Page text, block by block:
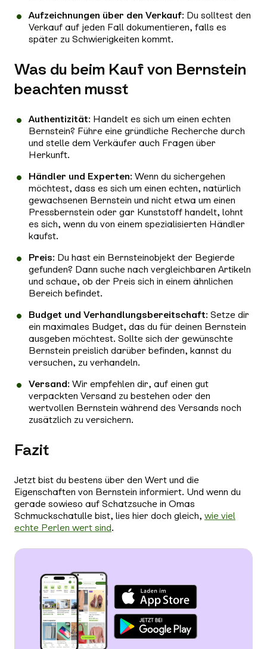
Aufzeichnungen über den Verkauf: Du solltest den
Verkauf auf jeden Fall dokumentieren, falls es
später zu Schwierigkeiten kommt.
Was du beim Kauf von Bernstein
beachten musst
Authentizität: Handelt es sich um einen echten
Bernstein? Führe eine gründliche Recherche durch
und stelle dem Verkäufer auch Fragen über
Herkunft.
Händler und Experten: Wenn du sichergehen
möchtest, dass es sich um einen echten, natürlich
gewachsenen Bernstein und nicht etwa um einen
Pressbernstein oder gar Kunststoff handelt, lohnt
es sich, wenn du von einem spezialisierten Händler
kaufst.
Preis: Du hast ein Bernsteinobjekt der Begierde
gefunden? Dann suche nach vergleichbaren Artikeln
und schaue, ob der Preis sich in einem ähnlichen
Bereich befindet.
Budget und Verhandlungsbereitschaft: Setze dir
ein maximales Budget, das du für deinen Bernstein
ausgeben möchtest. Sollte sich der gewünschte
Bernstein preislich darüber befinden, kannst du
versuchen, zu verhandeln.
Versand: Wir empfehlen dir, auf einen gut
verpackten Versand zu bestehen oder den
wertvollen Bernstein während des Versands noch
zusätzlich zu versichern.
Fazit
Jetzt bist du bestens über den Wert und die
Eigenschaften von Bernstein informiert. Und wenn du
gerade sowieso auf Schatzsuche in Omas
Schmuckschatulle bist, lies hier doch gleich, wie viel
echte Perlen wert sind.